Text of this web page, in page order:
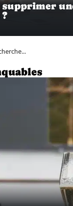
supprimer